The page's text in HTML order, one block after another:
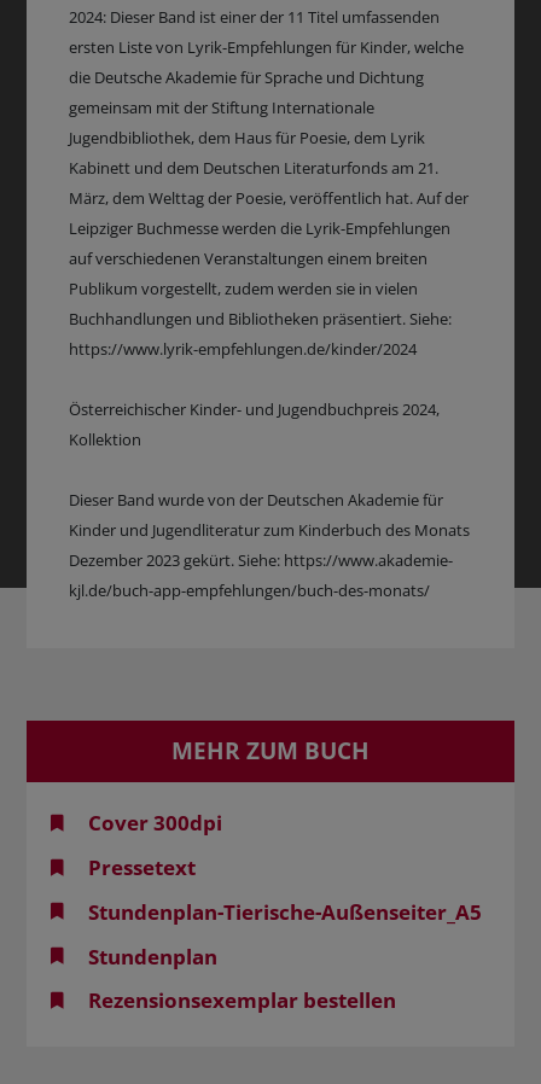
2024: Dieser Band ist einer der 11 Titel umfassenden
ersten Liste von Lyrik-Empfehlungen für Kinder, welche
die Deutsche Akademie für Sprache und Dichtung
gemeinsam mit der Stiftung Internationale
Jugendbibliothek, dem Haus für Poesie, dem Lyrik
Kabinett und dem Deutschen Literaturfonds am 21.
März, dem Welttag der Poesie, veröffentlich hat. Auf der
Leipziger Buchmesse werden die Lyrik-Empfehlungen
auf verschiedenen Veranstaltungen einem breiten
Publikum vorgestellt, zudem werden sie in vielen
Buchhandlungen und Bibliotheken präsentiert. Siehe:
https://www.lyrik-empfehlungen.de/kinder/2024
Österreichischer Kinder- und Jugendbuchpreis 2024,
Kollektion
Dieser Band wurde von der Deutschen Akademie für
Kinder und Jugendliteratur zum Kinderbuch des Monats
Dezember 2023 gekürt. Siehe: https://www.akademie-
kjl.de/buch-app-empfehlungen/buch-des-monats/
MEHR ZUM BUCH
Cover 300dpi
Pressetext
Stundenplan-Tierische-Außenseiter_A5
Stundenplan
Rezensionsexemplar bestellen